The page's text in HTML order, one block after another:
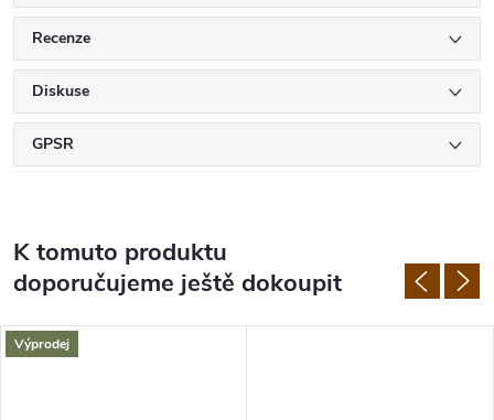
Recenze
Diskuse
GPSR
K tomuto produktu
doporučujeme ještě dokoupit
Výprodej